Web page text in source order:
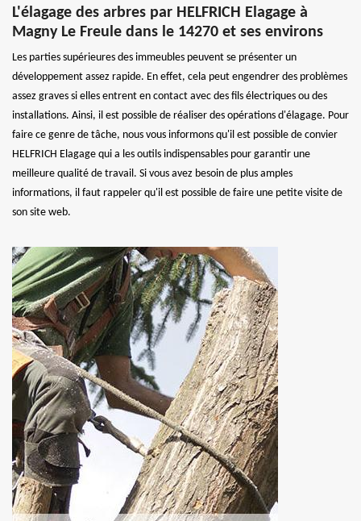
L'élagage des arbres par HELFRICH Elagage à
Magny Le Freule dans le 14270 et ses environs
Les parties supérieures des immeubles peuvent se présenter un
développement assez rapide. En effet, cela peut engendrer des problèmes
assez graves si elles entrent en contact avec des fils électriques ou des
installations. Ainsi, il est possible de réaliser des opérations d'élagage. Pour
faire ce genre de tâche, nous vous informons qu'il est possible de convier
HELFRICH Elagage qui a les outils indispensables pour garantir une
meilleure qualité de travail. Si vous avez besoin de plus amples
informations, il faut rappeler qu'il est possible de faire une petite visite de
son site web.